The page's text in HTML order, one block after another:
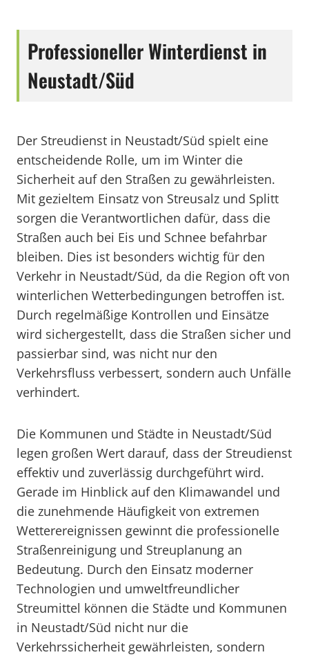
Professioneller Winterdienst in
Neustadt/Süd
Der Streudienst in Neustadt/Süd spielt eine
entscheidende Rolle, um im Winter die
Sicherheit auf den Straßen zu gewährleisten.
Mit gezieltem Einsatz von Streusalz und Splitt
sorgen die Verantwortlichen dafür, dass die
Straßen auch bei Eis und Schnee befahrbar
bleiben. Dies ist besonders wichtig für den
Verkehr in Neustadt/Süd, da die Region oft von
winterlichen Wetterbedingungen betroffen ist.
Durch regelmäßige Kontrollen und Einsätze
wird sichergestellt, dass die Straßen sicher und
passierbar sind, was nicht nur den
Verkehrsfluss verbessert, sondern auch Unfälle
verhindert.
Die Kommunen und Städte in Neustadt/Süd
legen großen Wert darauf, dass der Streudienst
effektiv und zuverlässig durchgeführt wird.
Gerade im Hinblick auf den Klimawandel und
die zunehmende Häufigkeit von extremen
Wetterereignissen gewinnt die professionelle
Straßenreinigung und Streuplanung an
Bedeutung. Durch den Einsatz moderner
Technologien und umweltfreundlicher
Streumittel können die Städte und Kommunen
in Neustadt/Süd nicht nur die
Verkehrssicherheit gewährleisten, sondern